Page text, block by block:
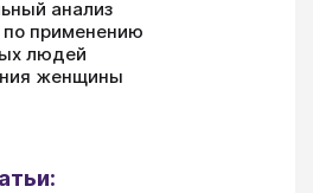
анализ
применению
людей
женщины